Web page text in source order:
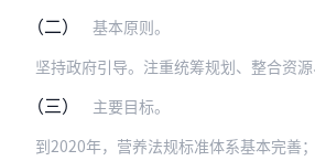
（二） 基本原则。
（三）
主要目标。